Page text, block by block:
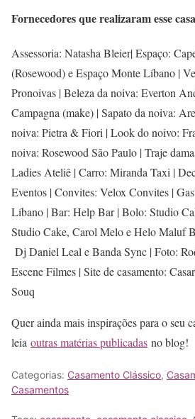
Fornecedores que realizaram esse
Assessoria: Natasha Bleier| Espaço:
(Rosewood) e Espaço Monte Líbano |
Pronoivas | Beleza da noiva: Everton
Campagna (make) | Sapato da noiva:
noiva: Pietra & Fiori | Look do noivo:
noiva: Rosewood São Paulo | Traje
Ladies Ateliê | Carro: Miranda Taxi |
Eventos | Convites: Velox Convites |
Líbano | Bar: Help Bar | Bolo: Studio
Studio Cake, Carol Melo e Helo Maluf
Dj Daniel Leal e Banda Sync | Foto:
Escene Filmes | Site de casamento:
Souq
Quer ainda mais inspirações para o seu
leia outras matérias publicadas no blog!
Categorias: Casamento Clássico,
Casamentos